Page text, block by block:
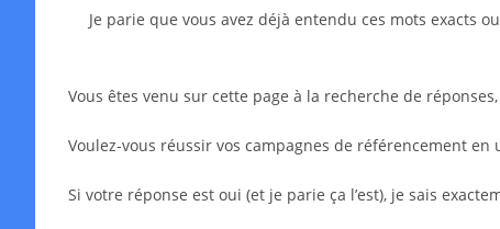
Je parie que vous avez déjà entendu ces mots exacts
Vous êtes venu sur cette page à la recherche de
Voulez-vous réussir vos campagnes de référencement en
Si votre réponse est oui (et je parie ça l’est), je sais